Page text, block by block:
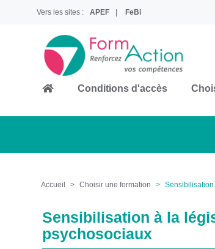
Vers les sites : APEF FeBi
Conditions d'accès
Accueil Choisir une formation
Sensibilisation à la
psychosociaux